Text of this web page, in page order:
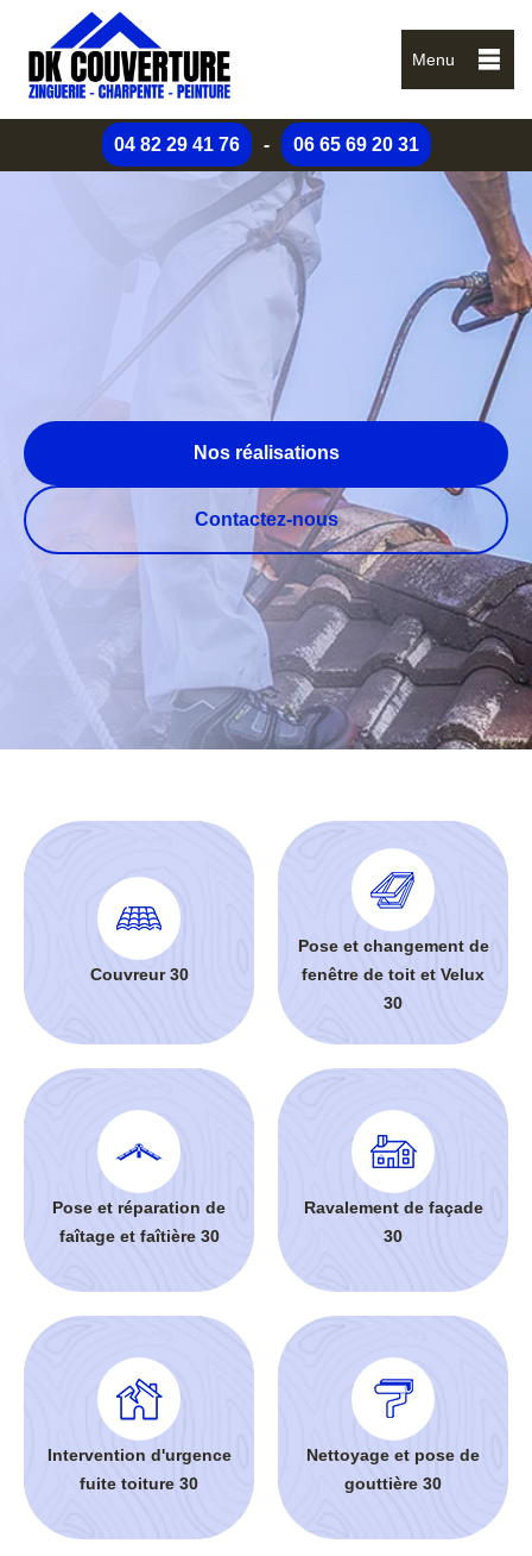
Menu
04 82 29 41 76 - 06 65 69 20 31
Nos réalisations
Contactez-nous
Couvreur 30
Pose et changement de
fenêtre de toit et Velux
30
Pose et réparation de
faîtage et faîtière 30
Ravalement de façade
30
Intervention d'urgence
fuite toiture 30
Nettoyage et pose de
gouttière 30